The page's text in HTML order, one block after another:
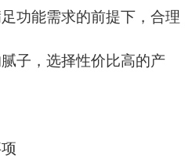
功能需求的前提下，合理
子，选择性价比高的产